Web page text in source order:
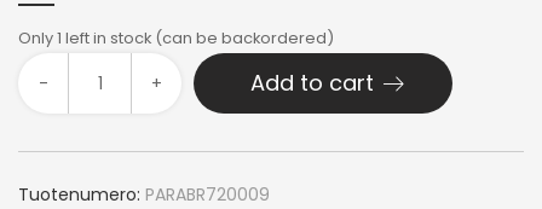
Only 1 left in stock (can be backordered)
- + Add to cart
Tuotenumero: PARABR720009